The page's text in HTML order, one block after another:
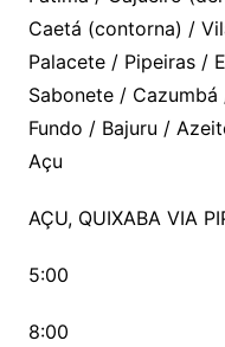
Caetá (contorna) /
Palacete / Pipeiras /
Sabonete /
Fundo / Bajuru /
Açu
AÇU, QUIXABA VIA
5:00
8:00